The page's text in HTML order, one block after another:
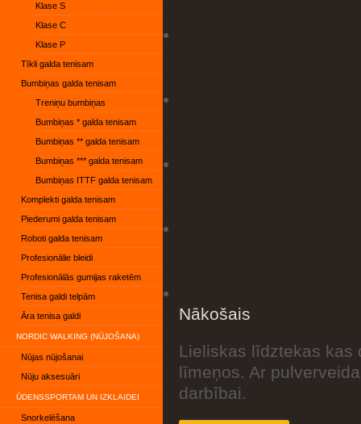
Klase S
Klase C
Klase P
Tīkli galda tenisam
Bumbiņas galda tenisam
Treniņu bumbiņas
Bumbiņas * galda tenisam
Bumbiņas ** galda tenisam
Bumbiņas *** galda tenisam
Bumbiņas ITTF galda tenisam
Komplekti galda tenisam
Piederumi galda tenisam
Roboti galda tenisam
Profesionālie bleidi
Profesionālās gumijas raketēm
Tenisa galdi telpām
Āra tenisa galdi
NORDIC WALKING (NŪJOŠANA)
Nūjas nūjošanai
Nūju aksesuāri
ŪDENSSPORTAM UN IZKLAIDEI
Snorkelēšana
Nākošais
Lieliskas līdztekas kas
līmeņos. Ar
darbībai.